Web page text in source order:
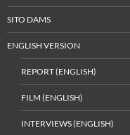
SITO DAMS
ENGLISH VERSION
REPORT (ENGLISH)
FILM (ENGLISH)
INTERVIEWS (ENGLISH)